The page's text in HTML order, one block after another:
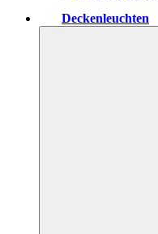
Deckenleuchten